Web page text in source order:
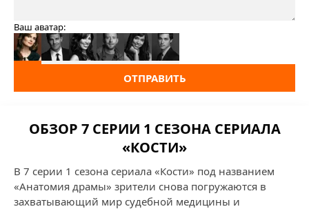
Ваш аватар:
ОТПРАВИТЬ
ОБЗОР 7 СЕРИИ 1 СЕЗОНА СЕРИАЛА
«КОСТИ»
В 7 серии 1 сезона сериала «Кости» под названием
«Анатомия драмы» зрители снова погружаются в
захватывающий мир судебной медицины и